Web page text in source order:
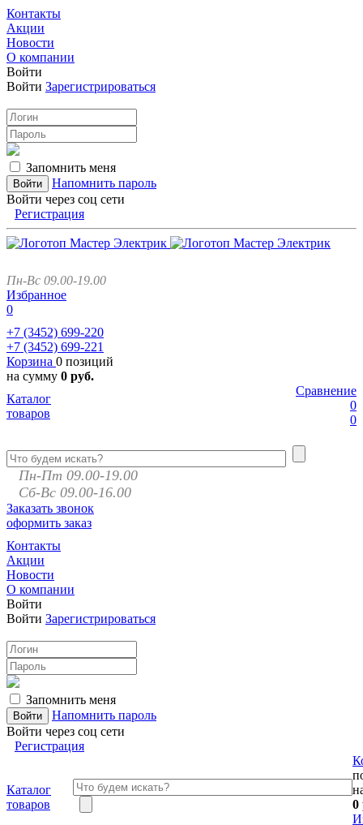
Контакты
Акции
Новости
О компании
Войти
Войти Зарегистрироваться
Запомнить меня
Напомнить пароль
Войти через соц сети
Регистрация
Пн-Вс 09.00-19.00
Избранное
0
+7 (3452) 699-220
+7 (3452) 699-221
Корзина 0 позиций
на сумму 0 руб.
Сравнение
0
0
Каталог
товаров
Пн-Пт 09.00-19.00
Сб-Вс 09.00-16.00
Заказать звонок
оформить заказ
Контакты
Акции
Новости
О компании
Войти
Войти Зарегистрироваться
Запомнить меня
Напомнить пароль
Войти через соц сети
Регистрация
Каталог
товаров
0